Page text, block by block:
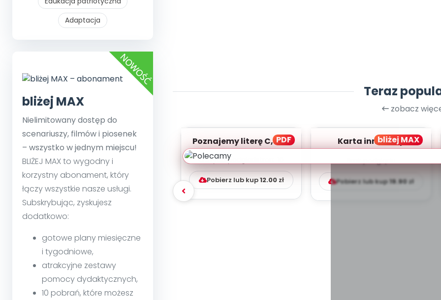
Adaptacja
bliżej MAX
Nielimitowany dostęp do
scenariuszy, filmów i piosenek
– wszystko w jednym miejscu!
BLIŻEJ MAX to wygodny i
korzystny abonament, który
łączy wszystkie nasze usługi.
Subskrybując, zyskujesz
dodatkowo:
gotowe plany miesięczne
i tygodniowe,
atrakcyjne zestawy
pomocy dydaktycznych,
10 pobrań, które możesz
Teraz
zobacz
PDF
Poznajemy literę C, cz. 1
(PD)
Szybki podgląd
Pobierz lub kup12.00zł
bliżej MAX
Karta innowacji
pedagogicznej -
Kumpelkowo
Pobierz lub kup 19.90 zł